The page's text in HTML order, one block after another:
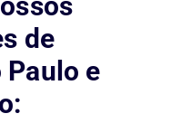
de
Paulo e